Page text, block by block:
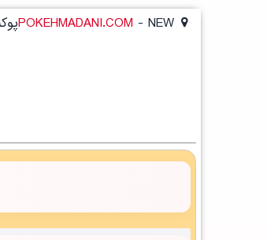
POKEHMADANI.COM - NEWپوکه معدنی✧ پوکه قروه، شب بندی ساختمان در ايلام